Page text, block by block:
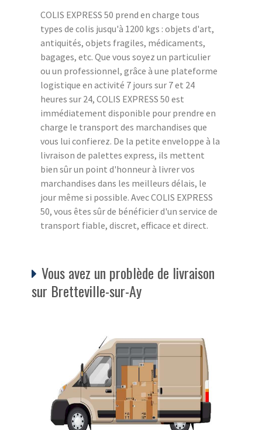
COLIS EXPRESS 50 prend en charge tous
types de colis jusqu'à 1200 kgs : objets d'art,
antiquités, objets fragiles, médicaments,
bagages, etc. Que vous soyez un particulier
ou un professionnel, grâce à une plateforme
logistique en activité 7 jours sur 7 et 24
heures sur 24, COLIS EXPRESS 50 est
immédiatement disponible pour prendre en
charge le transport des marchandises que
vous lui confierez. De la petite enveloppe à la
livraison de palettes express, ils mettent
bien sûr un point d'honneur à livrer vos
marchandises dans les meilleurs délais, le
jour même si possible. Avec COLIS EXPRESS
50, vous êtes sûr de bénéficier d'un service de
transport fiable, discret, efficace et direct.
Vous avez un problède de livraison
sur Bretteville-sur-Ay